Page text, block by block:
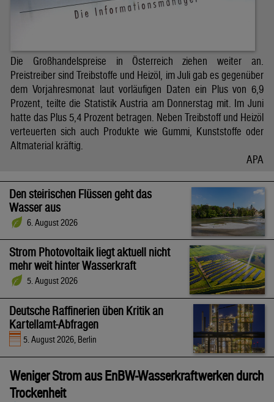
Die Großhandelspreise in Österreich ziehen weiter an.
Preistreiber sind Treibstoffe und Heizöl, im Juli gab es gegenüber
dem Vorjahresmonat laut vorläufigen Daten ein Plus von 6,9
Prozent, teilte die Statistik Austria am Donnerstag mit. Im Juni
hatte das Plus 5,4 Prozent betragen. Neben Treibstoff und Heizöl
verteuerten sich auch Produkte wie Gummi, Kunststoffe oder
Altmaterial kräftig.
APA
Den steirischen Flüssen geht das
Wasser aus
6. August 2026
Strom Photovoltaik liegt aktuell nicht
mehr weit hinter Wasserkraft
5. August 2026
Deutsche Raffinerien üben Kritik an
Kartellamt-Abfragen
5. August 2026, Berlin
Weniger Strom aus EnBW-Wasserkraftwerken durch
Trockenheit